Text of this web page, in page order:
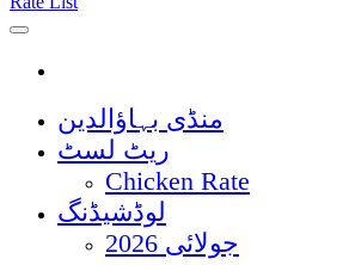
منڈی بہاؤالدین
ریٹ لسٹ
Chicken Rate
لوڈشیڈنگ
جولائی 2026